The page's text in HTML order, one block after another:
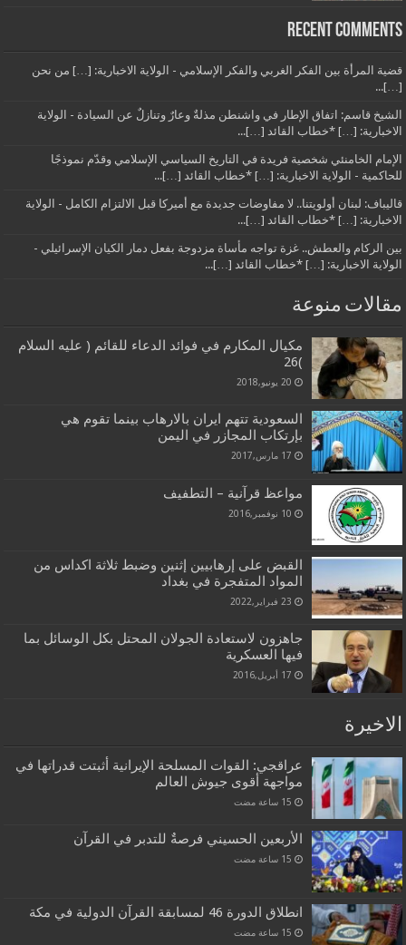
Recent Comments
قضية المرأة بين الفكر الغربي والفكر الإسلامي - الولاية الاخبارية: […] من نحن
[…]...
الشيخ قاسم: اتفاق الإطار في واشنطن مذلةٌ وعارٌ وتنازلٌ عن السيادة - الولاية
الاخبارية: […] *خطاب القائد […]...
الإمام الخامنئي شخصية فريدة في التاريخ السياسي الإسلامي وقدّم نموذجًا
للحاكمية - الولاية الاخبارية: […] *خطاب القائد […]...
قاليباف: لبنان أولويتنا.. لا مفاوضات جديدة مع أميركا قبل الالتزام الكامل - الولاية
الاخبارية: […] *خطاب القائد […]...
بين الركام والعطش.. غزة تواجه مأساة مزدوجة بفعل دمار الكيان الإسرائيلي -
الولاية الاخبارية: […] *خطاب القائد […]...
مقالات منوعة
مكيال المكارم في فوائد الدعاء للقائم ( عليه السلام
)26
20 يونيو,2018
السعودية تتهم ايران بالارهاب بينما تقوم هي
بإرتكاب المجازر في اليمن
17 مارس,2017
مواعظ قرآنية – التطفيف
10 نوفمبر,2016
القبض على إرهابيين إثنين وضبط ثلاثة اكداس من
المواد المتفجرة في بغداد
23 فبراير,2022
جاهزون لاستعادة الجولان المحتل بكل الوسائل بما
فيها العسكرية
17 أبريل,2016
الاخيرة
عراقجي: القوات المسلحة الإيرانية أثبتت قدراتها في
مواجهة أقوى جيوش العالم
الأربعين الحسيني فرصةٌ للتدبر في القرآن
انطلاق الدورة 46 لمسابقة القرآن الدولية في مكة